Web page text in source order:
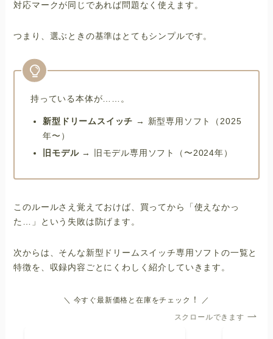
対応マークが同じであれば問題なく使えます。
つまり、選ぶときの基準はとてもシンプルです。
持っている本体が……。
新型ドリームスイッチ → 新型専用ソフト（2025
年〜）
旧モデル→ 旧モデル専用ソフト（〜2024年）
このルールさえ覚えておけば、買ってから「使えなかっ
た…」という失敗は防げます。
次からは、そんな新型ドリームスイッチ専用ソフトの一覧と
特徴を、収録内容ごとにくわしく紹介していきます。
＼ 今すぐ最新価格と在庫をチェック ！ ／
スクロールできます